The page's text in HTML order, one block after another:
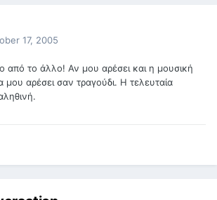
17, 2005
από το άλλο! Αν μου αρέσει και η μουσική
μου αρέσει σαν τραγούδι. Η τελευταία